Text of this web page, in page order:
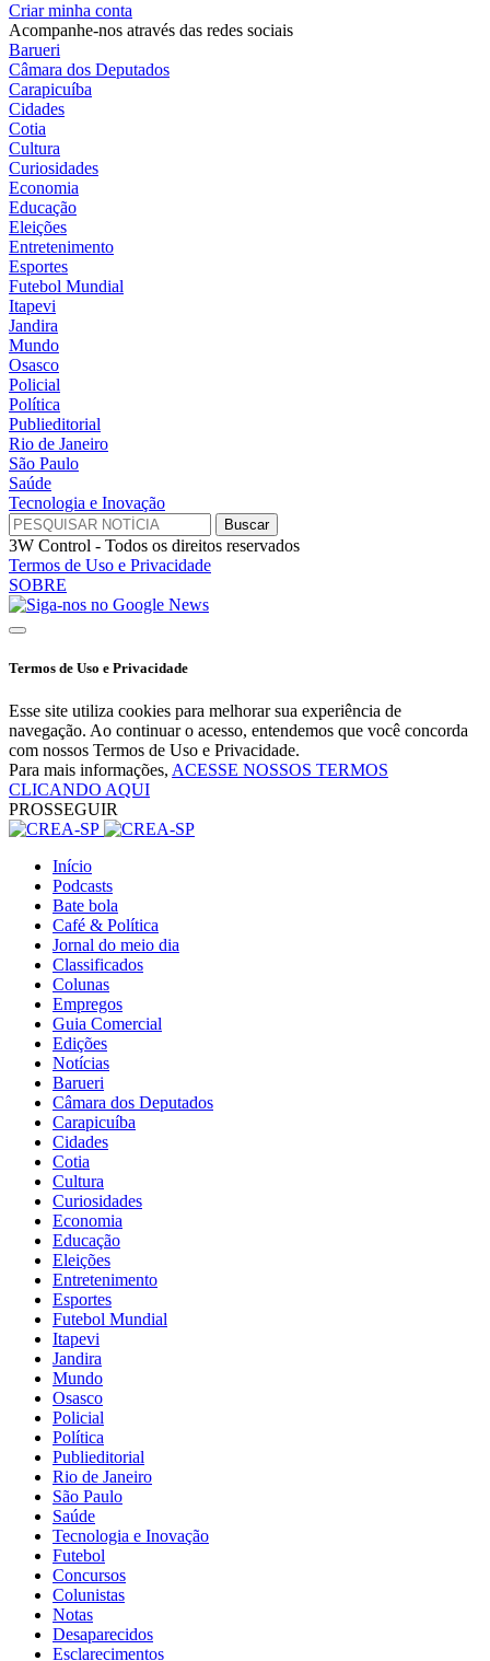
Criar minha conta
Acompanhe-nos através das redes sociais
Barueri
Câmara dos Deputados
Carapicuíba
Cidades
Cotia
Cultura
Curiosidades
Economia
Educação
Eleições
Entretenimento
Esportes
Futebol Mundial
Itapevi
Jandira
Mundo
Osasco
Policial
Política
Publieditorial
Rio de Janeiro
São Paulo
Saúde
Tecnologia e Inovação
3W Control - Todos os direitos reservados
Termos de Uso e Privacidade
SOBRE
Termos de Uso e Privacidade
Esse site utiliza cookies para melhorar sua experiência de
navegação. Ao continuar o acesso, entendemos que você concorda
com nossos Termos de Uso e Privacidade.
Para mais informações, ACESSE NOSSOS TERMOS
CLICANDO AQUI
PROSSEGUIR
Início
Podcasts
Bate bola
Café & Política
Jornal do meio dia
Classificados
Colunas
Empregos
Guia Comercial
Edições
Notícias
Barueri
Câmara dos Deputados
Carapicuíba
Cidades
Cotia
Cultura
Curiosidades
Economia
Educação
Eleições
Entretenimento
Esportes
Futebol Mundial
Itapevi
Jandira
Mundo
Osasco
Policial
Política
Publieditorial
Rio de Janeiro
São Paulo
Saúde
Tecnologia e Inovação
Futebol
Concursos
Colunistas
Notas
Desaparecidos
Esclarecimentos